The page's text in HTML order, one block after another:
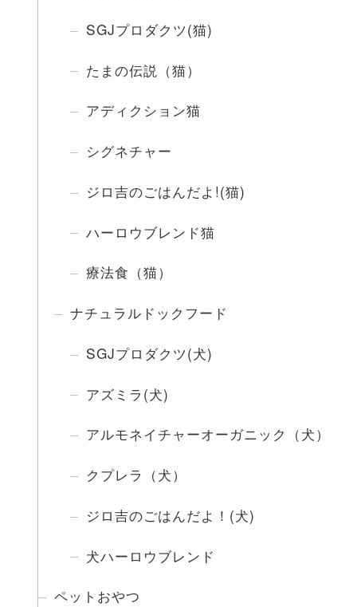
SGJプロダクツ(猫)
たまの伝説（猫）
アディクション猫
シグネチャー
ジロ吉のごはんだよ!(猫)
ハーロウブレンド猫
療法食（猫）
ナチュラルドックフード
SGJプロダクツ(犬)
アズミラ(犬)
アルモネイチャーオーガニック（犬）
クプレラ（犬）
ジロ吉のごはんだよ！(犬)
犬ハーロウブレンド
ペットおやつ